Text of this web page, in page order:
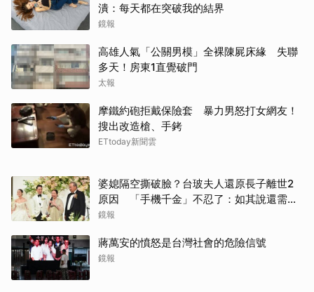
潰：每天都在突破我的結界
鏡報
高雄人氣「公關男模」全裸陳屍床緣 失聯
多天！房東1直覺破門
太報
摩鐵約砲拒戴保險套 暴力男怒打女網友！
搜出改造槍、手銬
ETtoday新聞雲
婆媳隔空撕破臉？台玻夫人還原長子離世2
原因 「手機千金」不忍了：如其說還需要
離開嗎？
鏡報
蔣萬安的憤怒是台灣社會的危險信號
鏡報